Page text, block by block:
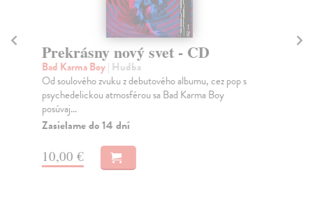
Prekrásny nový svet - CD
Bad Karma Boy| Hudba
Od soulového zvuku z debutového albumu, cez pop s
psychedelickou atmosférou sa Bad Karma Boy
posúvaj...
Zasielame do 14 dní
10,00 €